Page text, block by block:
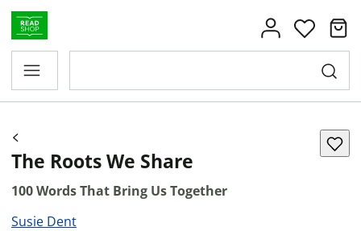
The Roots We Share
100 Words That Bring Us Together
Susie Dent